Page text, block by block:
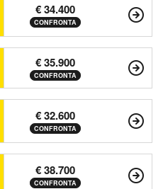
€ 34.400
CONFRONTA
€ 35.900
CONFRONTA
€ 32.600
CONFRONTA
€ 38.700
CONFRONTA